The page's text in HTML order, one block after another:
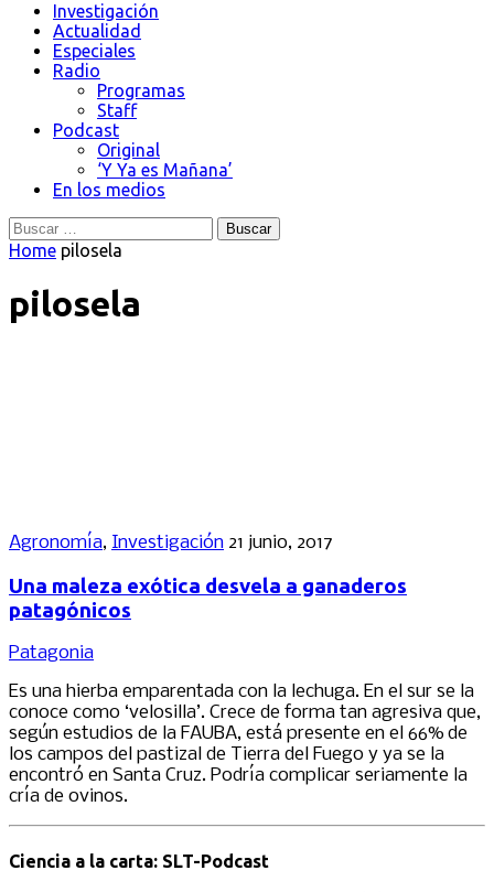
Investigación
Actualidad
Especiales
Radio
Programas
Staff
Podcast
Original
‘Y Ya es Mañana’
En los medios
Buscar:
Home pilosela
pilosela
Agronomía, Investigación 21 junio, 2017
Una maleza exótica desvela a ganaderos
patagónicos
Patagonia
Es una hierba emparentada con la lechuga. En el sur se la
conoce como ‘velosilla’. Crece de forma tan agresiva que,
según estudios de la FAUBA, está presente en el 66% de
los campos del pastizal de Tierra del Fuego y ya se la
encontró en Santa Cruz. Podría complicar seriamente la
cría de ovinos.
Ciencia a la carta: SLT-Podcast